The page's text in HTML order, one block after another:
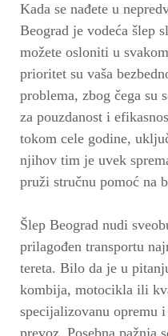
Kada se nađete u
Beograd je vodeća šlep
možete osloniti u
prioritet su vaša
problema, zbog čega su
za pouzdanost i
tokom cele godine,
njihov tim je uvek
pruži stručnu pomoć na
Šlep Beograd nudi
prilagođen transportu
tereta. Bilo da je u
kombija, motocikla ili
specijalizovanu opremu